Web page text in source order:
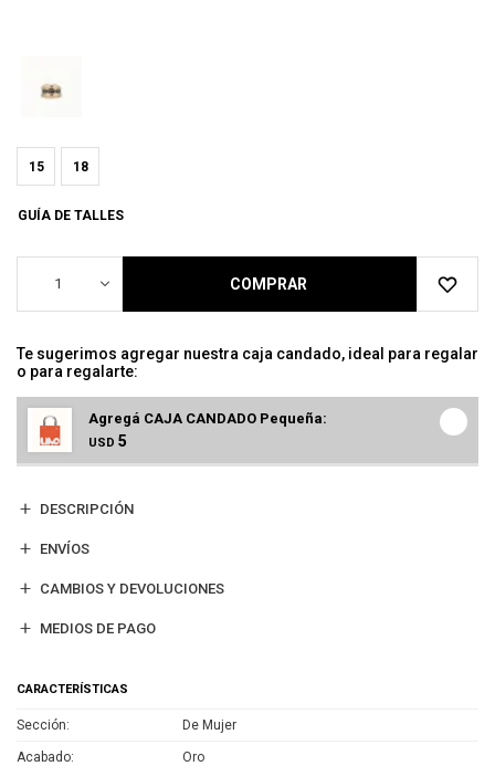
15 18
GUÍA DE TALLES
1 COMPRAR
Te sugerimos agregar nuestra caja candado, ideal para regalar
o para regalarte:
Agregá CAJA CANDADO Pequeña:
USD 5
DESCRIPCIÓN
ENVÍOS
CAMBIOS Y DEVOLUCIONES
MEDIOS DE PAGO
CARACTERÍSTICAS
Sección De Mujer
Acabado Oro